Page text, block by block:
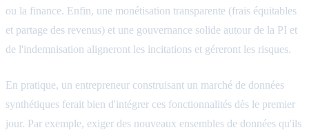
ou la finance. Enfin, une monétisation transparente (frais équitables
et partage des revenus) et une gouvernance solide autour de la PI et
de l'indemnisation aligneront les incitations et géreront les risques.
En pratique, un entrepreneur construisant un marché de données
synthétiques ferait bien d'intégrer ces fonctionnalités dès le premier
jour. Par exemple, exiger des nouveaux ensembles de données qu'ils